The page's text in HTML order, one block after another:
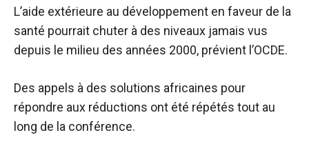
L’aide extérieure au développement en faveur de la
santé pourrait chuter à des niveaux jamais vus
depuis le milieu des années 2000, prévient l’OCDE.
Des appels à des solutions africaines pour
répondre aux réductions ont été répétés tout au
long de la conférence.